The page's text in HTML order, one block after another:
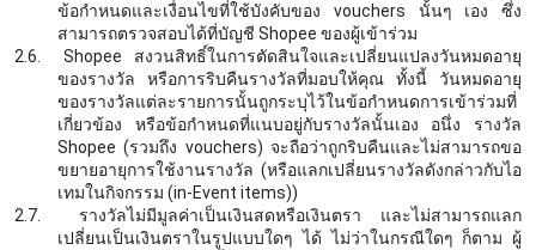
ข้อกำหนดและเงื่อนไขที่ใช้บังคับของ vouchers นั้นๆ เอง ซึ่ง
สามารถตรวจสอบได้ที่บัญชี Shopee ของผู้เข้าร่วม
2.6.
Shopee สงวนสิทธิ์ในการตัดสินใจและเปลี่ยนแปลงวันหมดอายุ
ของรางวัล หรือการริบคืนรางวัลที่มอบให้คุณ ทั้งนี้ วันหมดอายุ
ของรางวัลแต่ละรายการนั้นถูกระบุไว้ในข้อกำหนดการเข้าร่วมที่
เกี่ยวข้อง หรือข้อกำหนดที่แนบอยู่กับรางวัลนั้นเอง อนึ่ง รางวัล
Shopee (รวมถึง vouchers) จะถือว่าถูกริบคืนและไม่สามารถขอ
ขยายอายุการใช้งานรางวัล (หรือแลกเปลี่ยนรางวัลดังกล่าวกับไอ
เทมในกิจกรรม (in-Event items))
2.7.
รางวัลไม่มีมูลค่าเป็นเงินสดหรือเงินตรา และไม่สามารถแลก
เปลี่ยนเป็นเงินตราในรูปแบบใดๆ ได้ ไม่ว่าในกรณีใดๆ ก็ตาม ผู้